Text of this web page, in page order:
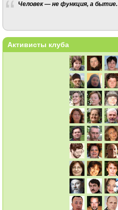
Человек — не функция, а бытие.
Активисты клуба